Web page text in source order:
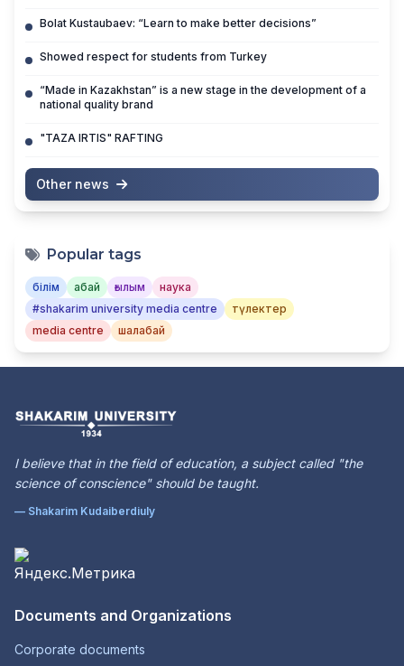
Bolat Kustaubaev: “Learn to make better decisions”
Showed respect for students from Turkey
“Made in Kazakhstan” is a new stage in the development of a
national quality brand
"TAZA IRTIS" RAFTING
Other news
Popular tags
білім абай ғылым
наука
#shakarim university media centre
түлектер
media centre
шалабай
I believe that in the field of education, a subject called "the
science of conscience" should be taught.
— Shakarim Kudaiberdiuly
Documents and Organizations
Corporate documents